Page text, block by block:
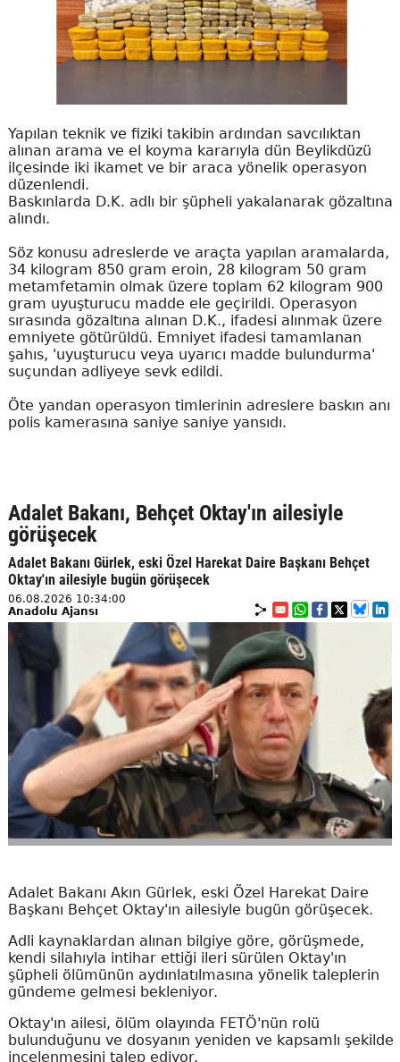
Yapılan teknik ve fiziki takibin ardından savcılıktan
alınan arama ve el koyma kararıyla dün Beylikdüzü
ilçesinde iki ikamet ve bir araca yönelik operasyon
düzenlendi.
Baskınlarda D.K. adlı bir şüpheli yakalanarak gözaltına
alındı.
Söz konusu adreslerde ve araçta yapılan aramalarda,
34 kilogram 850 gram eroin, 28 kilogram 50 gram
metamfetamin olmak üzere toplam 62 kilogram 900
gram uyuşturucu madde ele geçirildi. Operasyon
sırasında gözaltına alınan D.K., ifadesi alınmak üzere
emniyete götürüldü. Emniyet ifadesi tamamlanan
şahıs, 'uyuşturucu veya uyarıcı madde bulundurma'
suçundan adliyeye sevk edildi.
Öte yandan operasyon timlerinin adreslere baskın anı
polis kamerasına saniye saniye yansıdı.
Adalet Bakanı, Behçet Oktay'ın ailesiyle
görüşecek
Adalet Bakanı Gürlek, eski Özel Harekat Daire Başkanı Behçet
Oktay'ın ailesiyle bugün görüşecek
06.08.2026 10:34:00
Anadolu Ajansı
Adalet Bakanı Akın Gürlek, eski Özel Harekat Daire
Başkanı Behçet Oktay'ın ailesiyle bugün görüşecek.
Adli kaynaklardan alınan bilgiye göre, görüşmede,
kendi silahıyla intihar ettiği ileri sürülen Oktay'ın
şüpheli ölümünün aydınlatılmasına yönelik taleplerin
gündeme gelmesi bekleniyor.
Oktay'ın ailesi, ölüm olayında FETÖ'nün rolü
bulunduğunu ve dosyanın yeniden ve kapsamlı şekilde
incelenmesini talep ediyor.